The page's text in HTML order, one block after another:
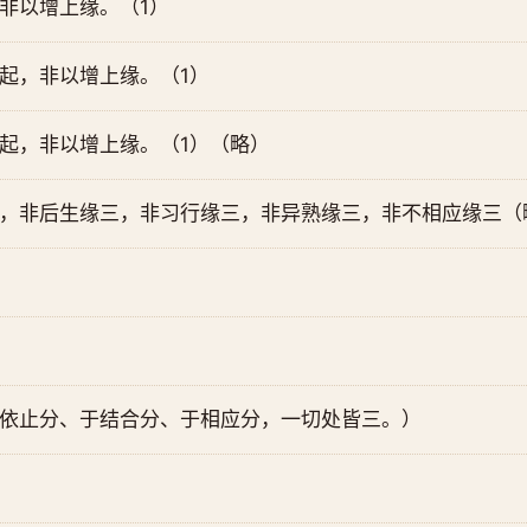
以增上缘。（1）
，非以增上缘。（1）
，非以增上缘。（1）（略）
非后生缘三，非习行缘三，非异熟缘三，非不相应缘三（
止分、于结合分、于相应分，一切处皆三。）